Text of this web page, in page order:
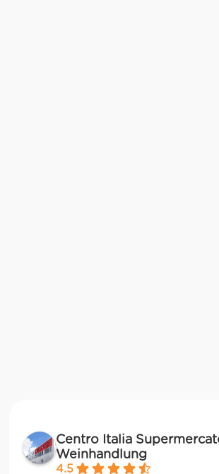
Centro Italia
Weinhandlung
4.5